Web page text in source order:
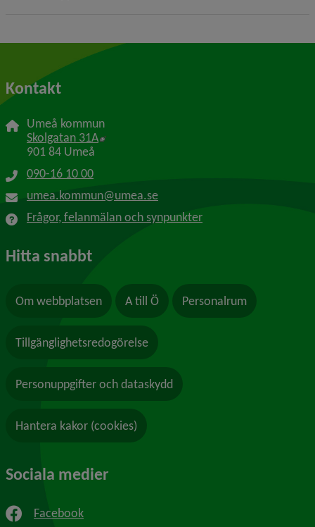
Kontakt
Umeå kommun
Skolgatan 31A Länk till annan webbplats, öppnas i nytt
901 84 Umeå
090-16 10 00
umea.kommun@umea.se
Frågor, felanmälan och synpunkter
Hitta snabbt
Om webbplatsen A till Ö Personalrum
Tillgänglighetsredogörelse
Personuppgifter och dataskydd
Hantera kakor (cookies)
Sociala medier
Facebook